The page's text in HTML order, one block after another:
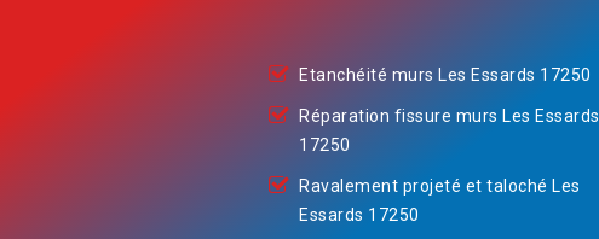
Etanchéité murs Les Essards 17250
Réparation fissure murs Les Essards
17250
Ravalement projeté et taloché Les
Essards 17250